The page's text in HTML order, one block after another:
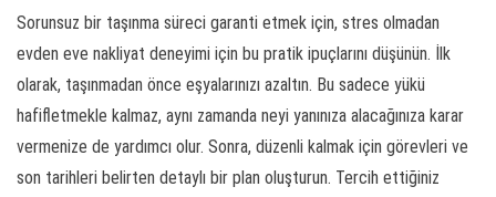
Sorunsuz bir taşınma süreci garanti etmek için, stres olmadan
evden eve nakliyat deneyimi için bu pratik ipuçlarını düşünün. İlk
olarak, taşınmadan önce eşyalarınızı azaltın. Bu sadece yükü
hafifletmekle kalmaz, aynı zamanda neyi yanınıza alacağınıza karar
vermenize de yardımcı olur. Sonra, düzenli kalmak için görevleri ve
son tarihleri belirten detaylı bir plan oluşturun. Tercih ettiğiniz